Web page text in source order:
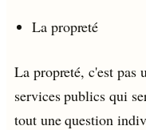
La propreté
La propreté, c'est pas
services publics qui
tout une question